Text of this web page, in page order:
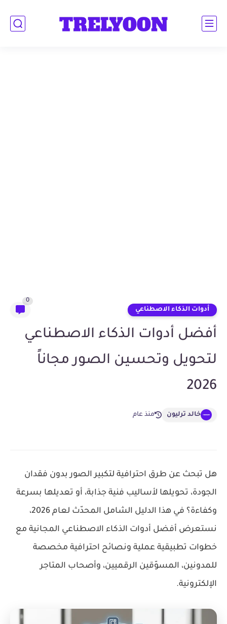
أدوات الذكاء الاصطناعي
0
أفضل أدوات الذكاء الاصطناعي
لتحويل وتحسين الصور مجاناً
2026
خالد ترليون منذ عام
هل تبحث عن طرق احترافية لتكبير الصور بدون فقدان
الجودة، تحويلها لأساليب فنية جذابة، أو تعديلها بسرعة
وكفاءة؟ في هذا الدليل الشامل المحدّث لعام 2026،
نستعرض أفضل أدوات الذكاء الاصطناعي المجانية مع
خطوات تطبيقية عملية ونصائح احترافية مخصصة
للمدونين، المسوّقين الرقميين، وأصحاب المتاجر
الإلكترونية.